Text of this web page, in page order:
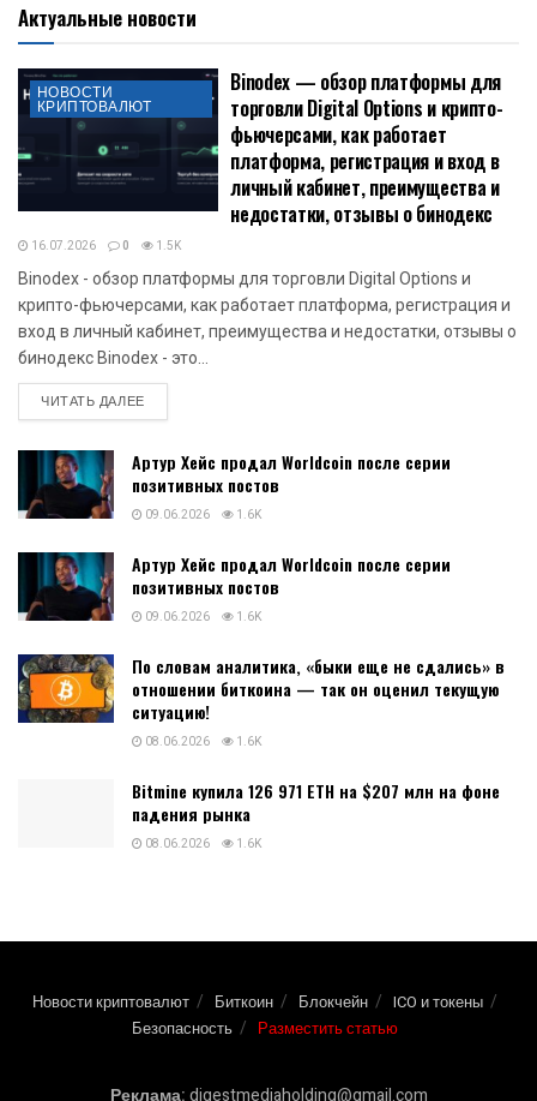
Актуальные новости
НОВОСТИ
КРИПТОВАЛЮТ
Binodex — обзор платформы для
торговли Digital Options и крипто-
фьючерсами, как работает
платформа, регистрация и вход в
личный кабинет, преимущества и
недостатки, отзывы о бинодекс
16.07.2026 0 1.5K
Binodex - обзор платформы для торговли Digital Options и
крипто-фьючерсами, как работает платформа, регистрация и
вход в личный кабинет, преимущества и недостатки, отзывы о
бинодекс Binodex - это...
ЧИТАТЬ ДАЛЕЕDETAILS
Артур Хейс продал Worldcoin после серии
позитивных постов
09.06.2026 1.6K
Артур Хейс продал Worldcoin после серии
позитивных постов
09.06.2026 1.6K
По словам аналитика, «быки еще не сдались» в
отношении биткоина — так он оценил текущую
ситуацию!
08.06.2026 1.6K
Bitmine купила 126 971 ETH на $207 млн на фоне
падения рынка
08.06.2026 1.6K
Новости криптовалют Биткоин Блокчейн
ICO и токены
Безопасность
Разместить статью
Реклама:digestmediaholding@gmail.com